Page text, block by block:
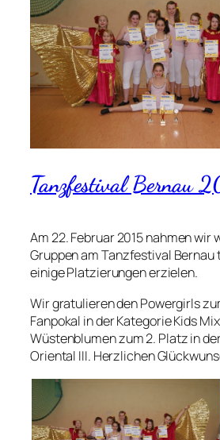
Tanzfestival Bernau
Am 22. Februar 2015 nahmen wir
Gruppen am Tanzfestival Bernau
einige Platzierungen erzielen.
Wir gratulieren den Powergirls
Fanpokal in der Kategorie Kids
Wüstenblumen zum 2. Platz in
Oriental III. Herzlichen